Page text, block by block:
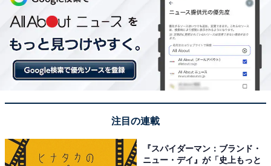
注目の連載
『スパイダーマン：ブランド・
ニュー・デイ』が「史上もっと